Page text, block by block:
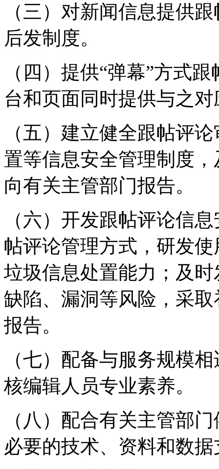
（三）对新闻信息提供
后发制度。
（四）提供“弹幕”方式
台和页面同时提供与之
（五）建立健全跟帖评
置等信息安全管理制度
向有关主管部门报告。
（六）开发跟帖评论信
帖评论管理方式，研发
垃圾信息处置能力；及
缺陷、漏洞等风险，采
报告。
（七）配备与服务规模
核编辑人员专业素养。
（八）配合有关主管部
必要的技术、资料和数